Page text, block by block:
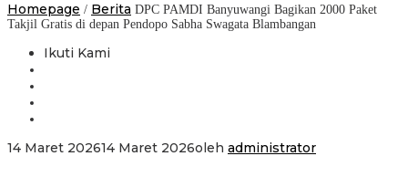
Homepage / Berita DPC PAMDI Banyuwangi Bagikan 2000 Paket
Takjil Gratis di depan Pendopo Sabha Swagata Blambangan
Ikuti Kami
14 Maret 202614 Maret 2026oleh administrator